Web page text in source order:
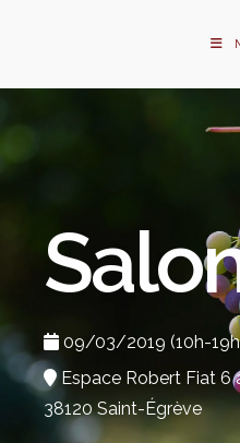
09/03/2019 (10h-
Espace Robert Fiat 6
38120 Saint-Égrève